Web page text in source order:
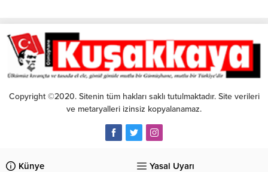
Copyright ©2020. Sitenin tüm hakları saklı tutulmaktadır. Site verileri
ve metaryalleri izinsiz kopyalanamaz.
Künye Yasal Uyarı